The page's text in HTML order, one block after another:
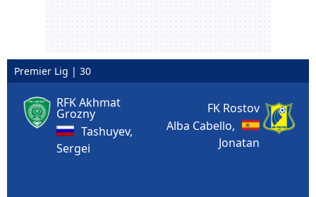
Premier Lig | 30
RFK Akhmat
Grozny
Tashuyev,
Sergei
FK Rostov
Alba Cabello,
Jonatan